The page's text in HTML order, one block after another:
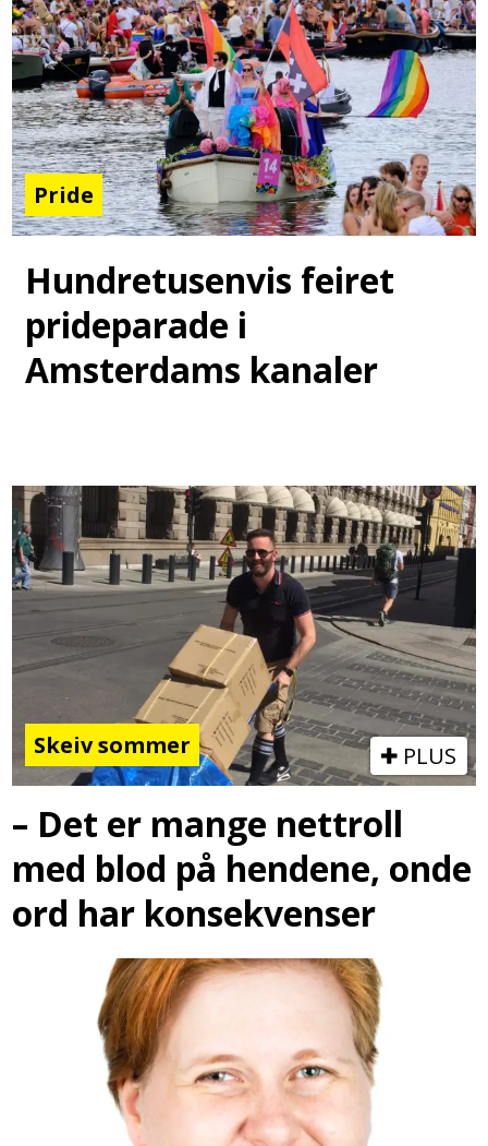
Pride
Hundretusenvis feiret
prideparade i
Amsterdams kanaler
Skeiv sommer PLUS
– Det er mange nettroll
med blod på hendene, onde
ord har konsekvenser